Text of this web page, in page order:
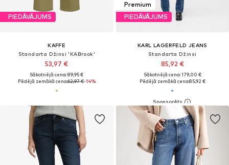
PIEDĀVĀJUMS
KAFFE
Standarta Džinsi 'KABrook'
53,97 €
Sākotnējā cena: 89,95 €
Pēdējā zemākā cena:62,97 €-14%
Premium
PIEDĀVĀJUMS
KARL LAGERFELD JEANS
Standarta Džinsi
85,92 €
Sākotnējā cena: 179,00 €
Pēdējā zemākā cena:85,92 €